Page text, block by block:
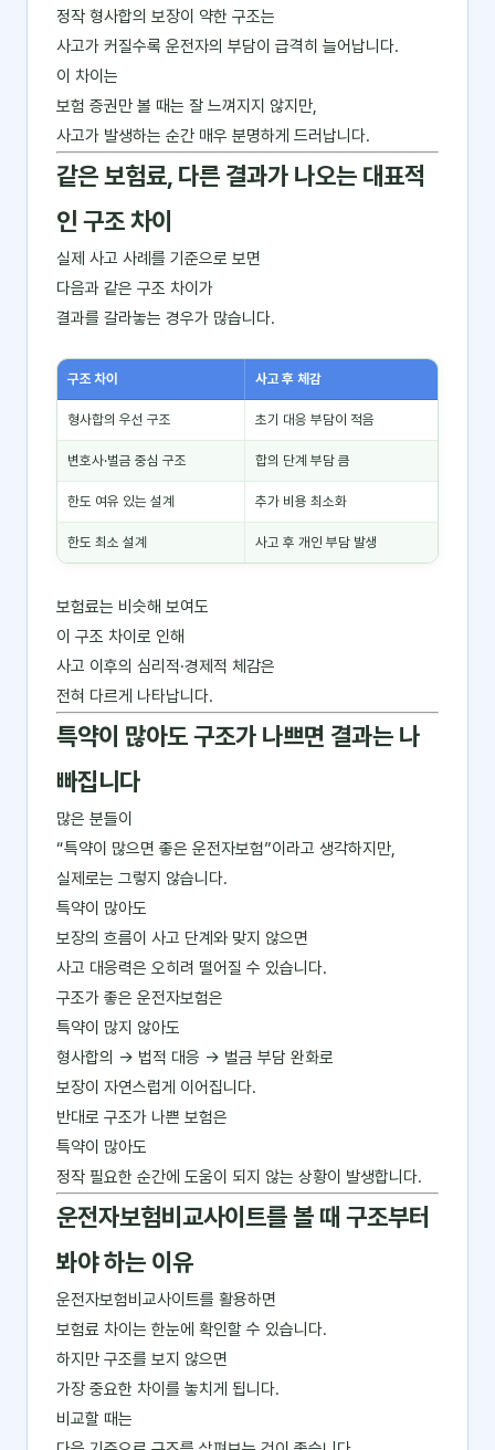
정작 형사합의 보장이 약한 구조는
사고가 커질수록 운전자의 부담이 급격히 늘어납니다.
이 차이는
보험 증권만 볼 때는 잘 느껴지지 않지만,
사고가 발생하는 순간 매우 분명하게 드러납니다.
같은 보험료, 다른 결과가 나오는 대표적
인 구조 차이
실제 사고 사례를 기준으로 보면
다음과 같은 구조 차이가
결과를 갈라놓는 경우가 많습니다.
구조 차이 사고 후 체감
형사합의 우선 구조 초기 대응 부담이 적음
변호사·벌금 중심 구조 합의 단계 부담 큼
한도 여유 있는 설계 추가 비용 최소화
한도 최소 설계 사고 후 개인 부담 발생
보험료는 비슷해 보여도
이 구조 차이로 인해
사고 이후의 심리적·경제적 체감은
전혀 다르게 나타납니다.
특약이 많아도 구조가 나쁘면 결과는 나
빠집니다
많은 분들이
“특약이 많으면 좋은 운전자보험”이라고 생각하지만,
실제로는 그렇지 않습니다.
특약이 많아도
보장의 흐름이 사고 단계와 맞지 않으면
사고 대응력은 오히려 떨어질 수 있습니다.
구조가 좋은 운전자보험은
특약이 많지 않아도
형사합의 → 법적 대응 → 벌금 부담 완화로
보장이 자연스럽게 이어집니다.
반대로 구조가 나쁜 보험은
특약이 많아도
정작 필요한 순간에 도움이 되지 않는 상황이 발생합니다.
운전자보험비교사이트를 볼 때 구조부터
봐야 하는 이유
운전자보험비교사이트를 활용하면
보험료 차이는 한눈에 확인할 수 있습니다.
하지만 구조를 보지 않으면
가장 중요한 차이를 놓치게 됩니다.
비교할 때는